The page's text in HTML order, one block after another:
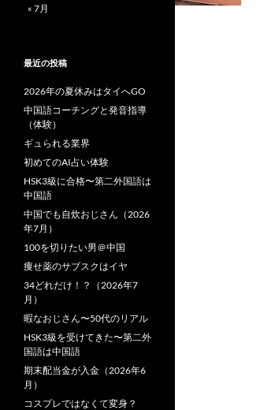
« 7月
最近の投稿
2026年の夏休みはタイへGO
中国語コーチングと発音指導
（体験）
ギュられる業界
初めてのAI占い体験
HSK3級に合格〜第二外国語は
中国語
中国でも自炊おじさん（2026
年7月）
100を切りたい男＠中国
痩せ薬のサブスクはイヤ
34どれだけ！？（2026年7
月）
暇なおじさん〜50代のリアル
HSK3級を受けてきた〜第二外
国語は中国語
期末配当金が入金（2026年6
月）
コスプレではなくて変身？